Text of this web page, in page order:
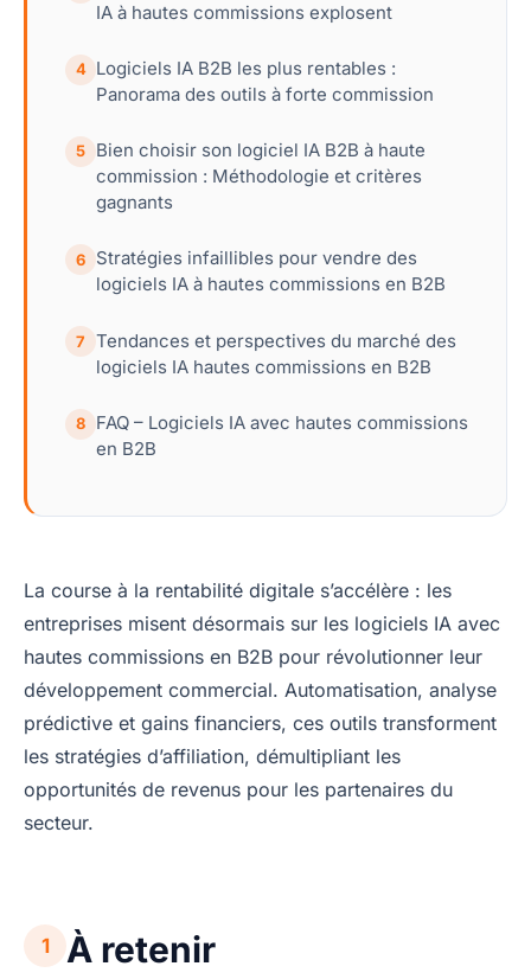
IA à hautes commissions explosent
4 Logiciels IA B2B les plus rentables :
Panorama des outils à forte commission
5
Bien choisir son logiciel IA B2B à haute
commission : Méthodologie et critères
gagnants
6
Stratégies infaillibles pour vendre des
logiciels IA à hautes commissions en B2B
7
Tendances et perspectives du marché des
logiciels IA hautes commissions en B2B
8
FAQ – Logiciels IA avec hautes commissions
en B2B
La course à la rentabilité digitale s’accélère : les
entreprises misent désormais sur les logiciels IA avec
hautes commissions en B2B pour révolutionner leur
développement commercial. Automatisation, analyse
prédictive et gains financiers, ces outils transforment
les stratégies d’affiliation, démultipliant les
opportunités de revenus pour les partenaires du
secteur.
1 À retenir